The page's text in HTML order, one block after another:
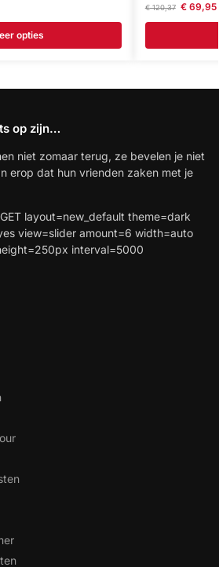
opties
€120,37 €69,95
op zijn…
niet zomaar terug, ze bevelen je niet
erop dat hun vrienden zaken met je
layout=new_default theme=dark
view=slider amount=6 width=auto
interval=5000